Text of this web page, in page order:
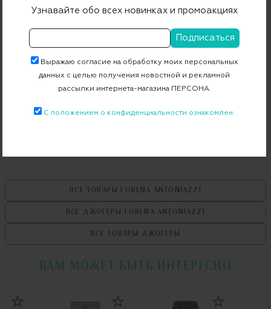
Артикул P2108PA080/3180
ВСЕ ТОВАРЫ LORENA ANTONIAZZI
ВСЕ ДЖОГЕРЫ LORENA ANTONIAZZI
ВСЕ ТОВАРЫ ДЖОГЕРЫ
ВАМ МОЖЕТ БЫТЬ ИНТЕРЕСНО
Узнавайте обо всех новинках и промоакциях
Выражаю согласие на обработку моих персональных
данных с целью получения новостной и рекламной
рассылки интернета-магазина ПЕРСОНА.
С положением о конфиденциальности ознакомлен.